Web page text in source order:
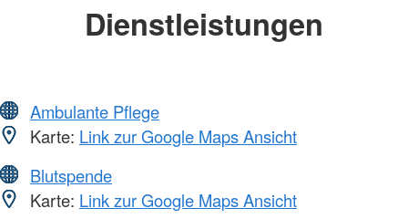
Dienstleistungen
Ambulante Pflege
Karte: Link zur Google Maps Ansicht
Blutspende
Karte: Link zur Google Maps Ansicht